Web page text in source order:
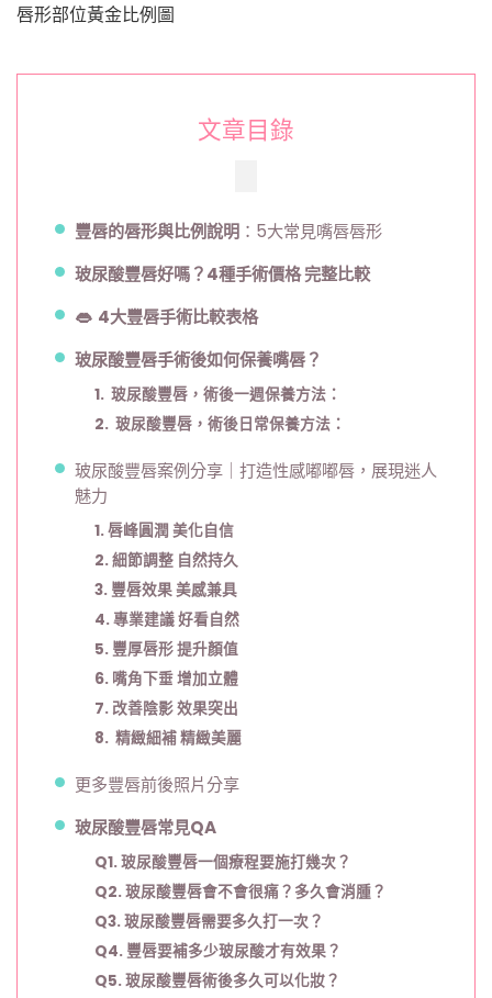
唇形部位黃金比例圖
文章目錄
豐唇的唇形與比例說明 ：5大常見嘴唇唇形
玻尿酸豐唇好嗎？4種手術價格 完整比較
👄 4大豐唇手術比較表格
玻尿酸豐唇手術後如何保養嘴唇？
1. 玻尿酸豐唇 ，術後一週保養方法：
2. 玻尿酸豐唇，術後日常保養方法：
玻尿酸豐唇案例分享｜打造性感嘟嘟唇，展現迷人
魅力
1. 唇峰圓潤 美化自信
2. 細節調整 自然持久
3. 豐唇效果 美感兼具
4. 專業建議 好看自然
5. 豐厚唇形 提升顏值
6. 嘴角下垂 增加立體
7. 改善陰影 效果突出
8. 精緻細補 精緻美麗
更多豐唇前後照片分享
玻尿酸豐唇常見QA
Q1. 玻尿酸豐唇一個療程要施打幾次？
Q2. 玻尿酸豐唇會不會很痛？多久會消腫？
Q3. 玻尿酸豐唇需要多久打一次？
Q4. 豐唇要補多少玻尿酸才有效果？
Q5. 玻尿酸豐唇術後多久可以化妝？